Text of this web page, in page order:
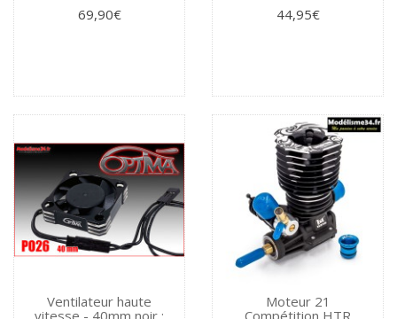
69,90€
44,95€
Ventilateur haute
Moteur 21